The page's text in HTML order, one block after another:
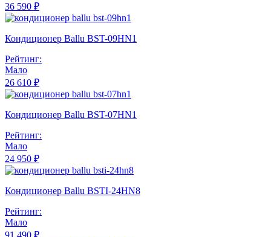
36 590 ₽
Кондиционер Ballu BST-09HN1
Рейтинг:
Мало
26 610 ₽
Кондиционер Ballu BST-07HN1
Рейтинг:
Мало
24 950 ₽
Кондиционер Ballu BSTI-24HN8
Рейтинг:
Мало